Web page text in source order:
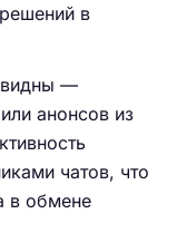
в
—
анонсов из
чатов, что
в обмене